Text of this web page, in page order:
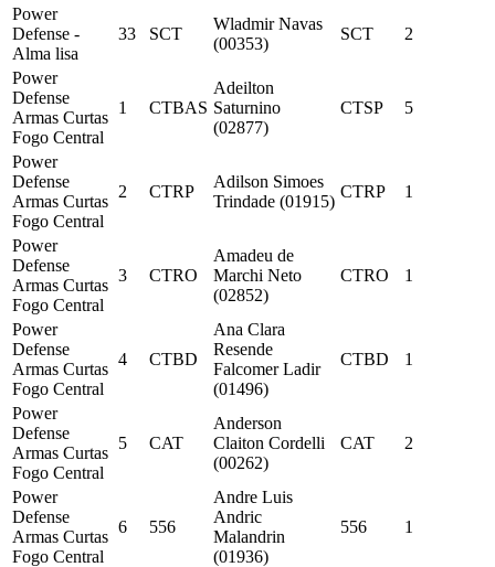
Power
Defense -
Alma lisa
33 SCT
Wladmir Navas
(00353)
SCT 2
Power
Defense
Armas Curtas
Fogo Central
1 CTBAS
Adeilton
Saturnino
(02877)
CTSP 5
Power
Defense
Armas Curtas
Fogo Central
2 CTRP
Adilson Simoes
Trindade (01915)
CTRP 1
Power
Defense
Armas Curtas
Fogo Central
3 CTRO
Amadeu de
Marchi Neto
(02852)
CTRO 1
Power
Defense
Armas Curtas
Fogo Central
4 CTBD
Ana Clara
Resende
Falcomer Ladir
(01496)
CTBD 1
Power
Defense
Armas Curtas
Fogo Central
5 CAT
Anderson
Claiton Cordelli
(00262)
CAT 2
Power
Defense
Armas Curtas
Fogo Central
6 556
Andre Luis
Andric
Malandrin
(01936)
556 1